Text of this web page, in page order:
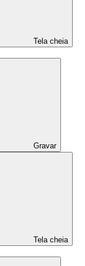
Tela cheia
Gravar
Tela cheia